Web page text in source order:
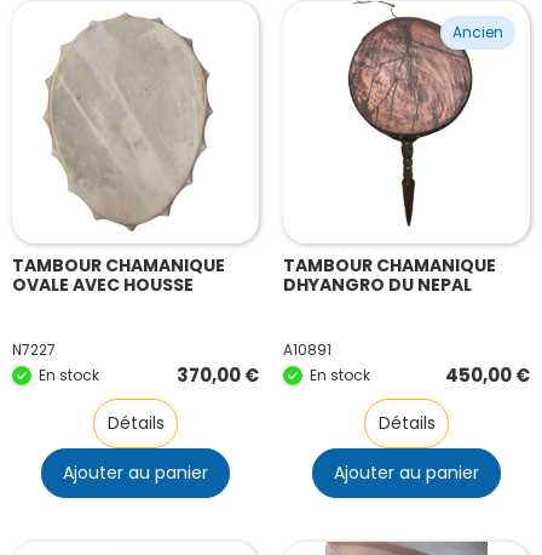
TAMBOUR CHAMANIQUE
OVALE AVEC HOUSSE
N7227
En stock
370,00€
Détails
Ajouter au panier
Ancien
TAMBOUR CHAMANIQUE
DHYANGRO DU NEPAL
A10891
En stock
450,00€
Détails
Ajouter au panier